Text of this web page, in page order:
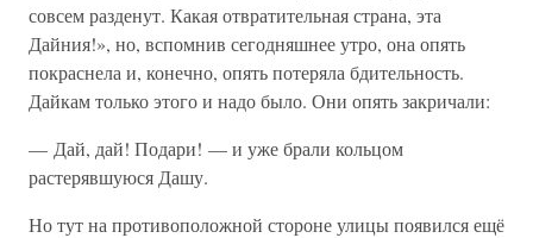
совсем разденут. Какая отвратительная страна, эта
Дайния!», но, вспомнив сегодняшнее утро, она опять
покраснела и, конечно, опять потеряла бдительность.
Дайкам только этого и надо было. Они опять закричали:
— Дай, дай! Подари! — и уже брали кольцом
растерявшуюся Дашу.
Но тут на противоположной стороне улицы появился ещё